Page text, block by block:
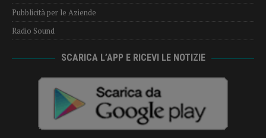
Pubblicità per le Aziende
Radio Sound
SCARICA L’APP E RICEVI LE NOTIZIE